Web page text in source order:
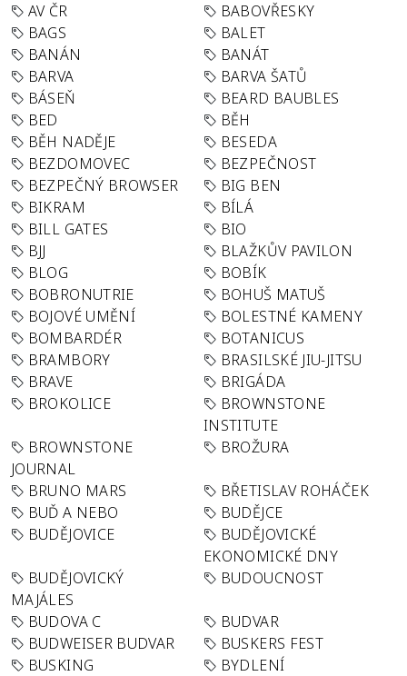
AV ČR
BABOVŘESKY
BAGS
BALET
BANÁN
BANÁT
BARVA
BARVA ŠATŮ
BÁSEŇ
BEARD BAUBLES
BED
BĚH
BĚH NADĚJE
BESEDA
BEZDOMOVEC
BEZPEČNOST
BEZPEČNÝ BROWSER
BIG BEN
BIKRAM
BÍLÁ
BILL GATES
BIO
BJJ
BLAŽKŮV PAVILON
BLOG
BOBÍK
BOBRONUTRIE
BOHUŠ MATUŠ
BOJOVÉ UMĚNÍ
BOLESTNÉ KAMENY
BOMBARDÉR
BOTANICUS
BRAMBORY
BRASILSKÉ JIU-JITSU
BRAVE
BRIGÁDA
BROKOLICE
BROWNSTONE
INSTITUTE
BROWNSTONE
JOURNAL
BROŽURA
BRUNO MARS
BŘETISLAV ROHÁČEK
BUĎ A NEBO
BUDĚJCE
BUDĚJOVICE
BUDĚJOVICKÉ
EKONOMICKÉ DNY
BUDĚJOVICKÝ
MAJÁLES
BUDOUCNOST
BUDOVA C
BUDVAR
BUDWEISER BUDVAR
BUSKERS FEST
BUSKING
BYDLENÍ